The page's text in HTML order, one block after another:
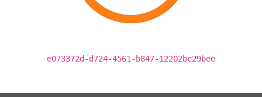
e073372d-d724-4561-b847-12202bc29bee